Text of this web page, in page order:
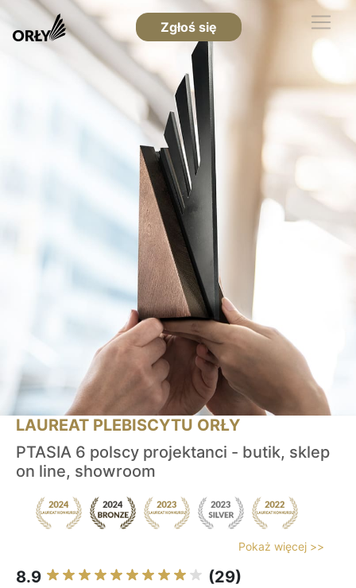
Zgłoś się
LAUREAT PLEBISCYTU ORŁY
PTASIA 6 polscy projektanci - butik, sklep
on line, showroom
Pokaż więcej >>
8.9 (29)